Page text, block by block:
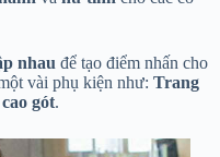
nhau để tạo điểm nhấn cho
vài phụ kiện như: Trang
gót.